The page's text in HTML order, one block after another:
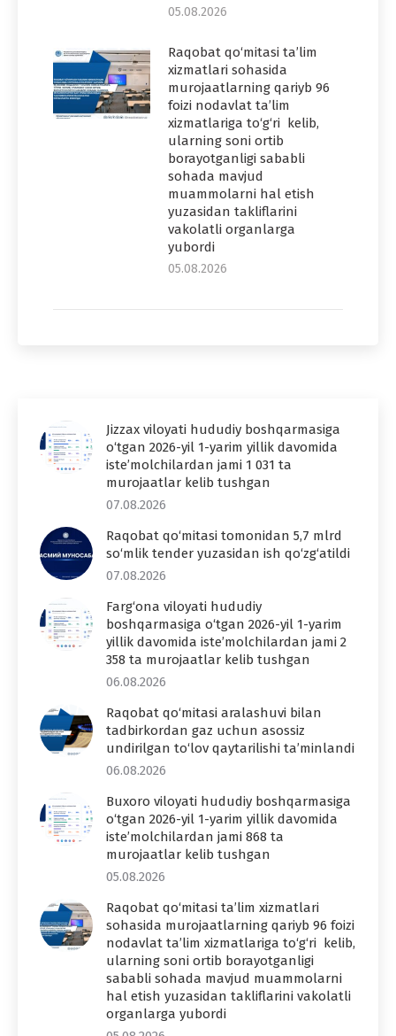
05.08.2026
Raqobat qo‘mitasi ta’lim
xizmatlari sohasida
murojaatlarning qariyb 96
foizi nodavlat ta’lim
xizmatlariga to‘g‘ri kelib,
ularning soni ortib
borayotganligi sababli
sohada mavjud
muammolarni hal etish
yuzasidan takliflarini
vakolatli organlarga
yubordi
05.08.2026
Jizzax viloyati hududiy boshqarmasiga
o‘tgan 2026-yil 1-yarim yillik davomida
iste’molchilardan jami 1 031 ta
murojaatlar kelib tushgan
07.08.2026
Raqobat qo‘mitasi tomonidan 5,7 mlrd
so‘mlik tender yuzasidan ish qo‘zg‘atildi
07.08.2026
Farg‘ona viloyati hududiy
boshqarmasiga o‘tgan 2026-yil 1-yarim
yillik davomida iste’molchilardan jami 2
358 ta murojaatlar kelib tushgan
06.08.2026
Raqobat qo‘mitasi aralashuvi bilan
tadbirkordan gaz uchun asossiz
undirilgan to‘lov qaytarilishi ta’minlandi
06.08.2026
Buxoro viloyati hududiy boshqarmasiga
o‘tgan 2026-yil 1-yarim yillik davomida
iste’molchilardan jami 868 ta
murojaatlar kelib tushgan
05.08.2026
Raqobat qo‘mitasi ta’lim xizmatlari
sohasida murojaatlarning qariyb 96 foizi
nodavlat ta’lim xizmatlariga to‘g‘ri kelib,
ularning soni ortib borayotganligi
sababli sohada mavjud muammolarni
hal etish yuzasidan takliflarini vakolatli
organlarga yubordi